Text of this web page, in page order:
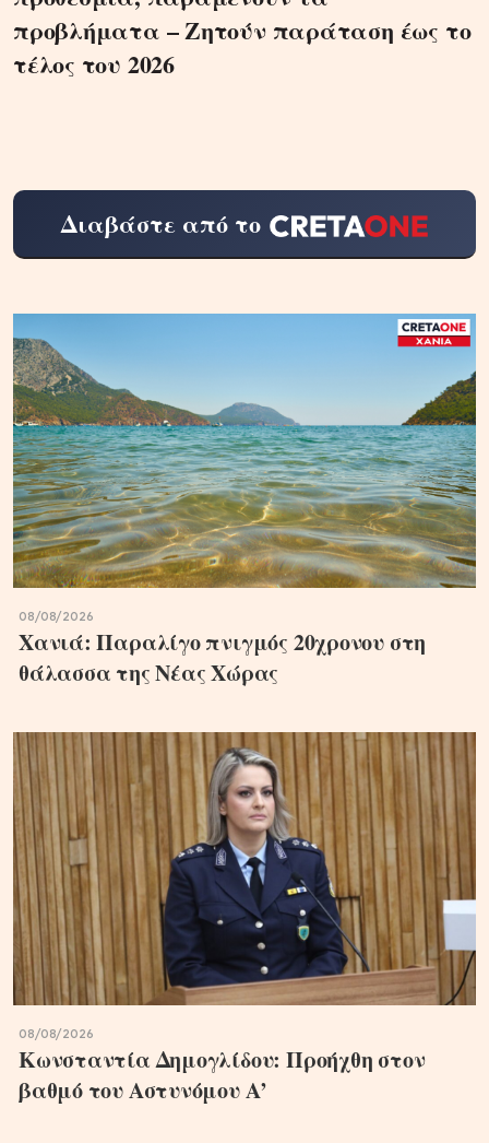
προβλήματα – Ζητούν παράταση έως το
τέλος του 2026
Διαβάστε από το
08/08/2026
Χανιά: Παραλίγο πνιγμός 20χρονου στη
θάλασσα της Νέας Χώρας
08/08/2026
Κωνσταντία Δημογλίδου: Προήχθη στον
βαθμό του Αστυνόμου Α’